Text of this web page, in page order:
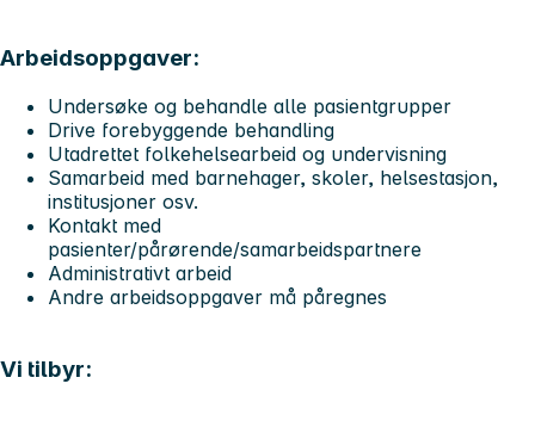
Arbeidsoppgaver:
Undersøke og behandle alle pasientgrupper
Drive forebyggende behandling
Utadrettet folkehelsearbeid og undervisning
Samarbeid med barnehager, skoler, helsestasjon,
institusjoner osv.
Kontakt med
pasienter/pårørende/samarbeidspartnere
Administrativt arbeid
Andre arbeidsoppgaver må påregnes
Vi tilbyr: